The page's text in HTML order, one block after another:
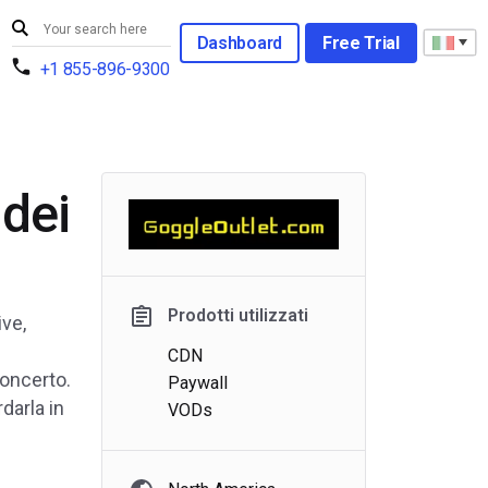
+1 855-896-9300
Dashboard Free Trial
in
Prodotti utilizzati
CDN
Paywall
VODs